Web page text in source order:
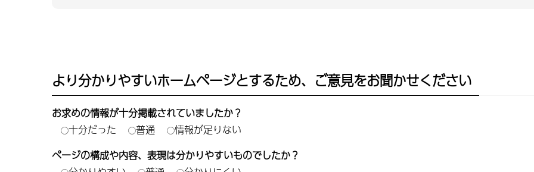
より分かりやすいホームページとするため、ご意見をお聞かせください
お求めの情報が十分掲載されていましたか？
十分だった
普通
情報が足りない
ページの構成や内容、表現は分かりやすいものでしたか？